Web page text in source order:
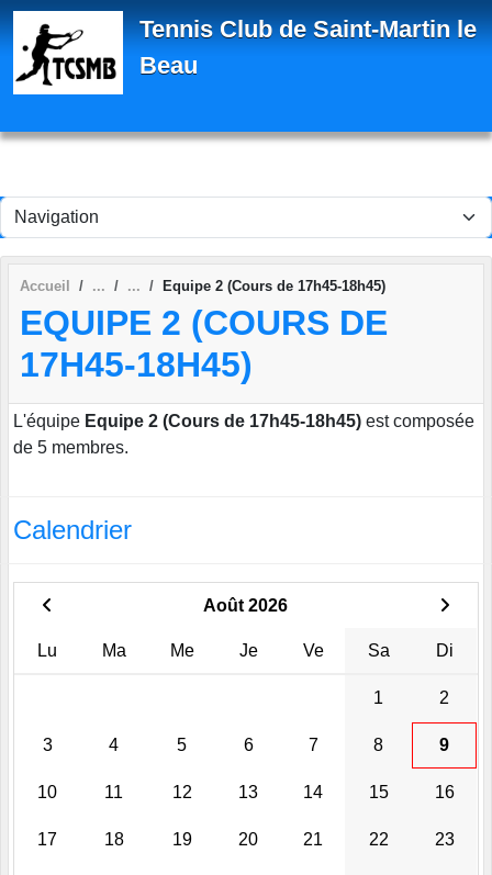
Tennis Club de Saint-Martin le
Beau
Accueil Equipe 2 (Cours de 17h45-18h45)
EQUIPE 2 (COURS DE
17H45-18H45)
L'équipe Equipe 2 (Cours de 17h45-18h45) est composée
de 5 membres.
Calendrier
Août 2026
Lu Ma Me Je Ve Sa Di
1 2
3 4 5 6 7 8 9
10 11 12 13 14 15 16
17 18 19 20 21 22 23
Panneau de gestion des cookies